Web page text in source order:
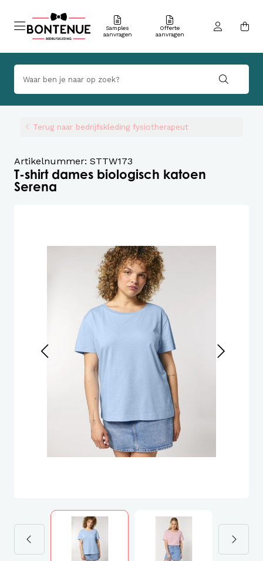
Samples
aanvragen
Offerte
aanvragen
Terug naar bedrijfskleding fysiotherapeut
Artikelnummer: STTW173
T-shirt dames biologisch katoen
Serena